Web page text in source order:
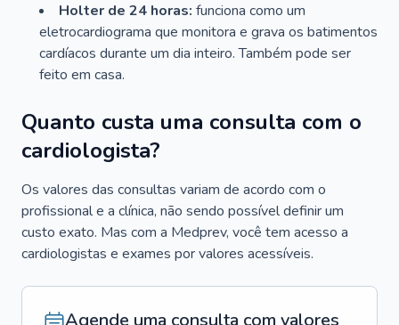
Holter de 24 horas: funciona como um
eletrocardiograma que monitora e grava os batimentos
cardíacos durante um dia inteiro. Também pode ser
feito em casa.
Quanto custa uma consulta com o
cardiologista?
Os valores das consultas variam de acordo com o
profissional e a clínica, não sendo possível definir um
custo exato. Mas com a Medprev, você tem acesso a
cardiologistas e exames por valores acessíveis.
Agende uma consulta com valores